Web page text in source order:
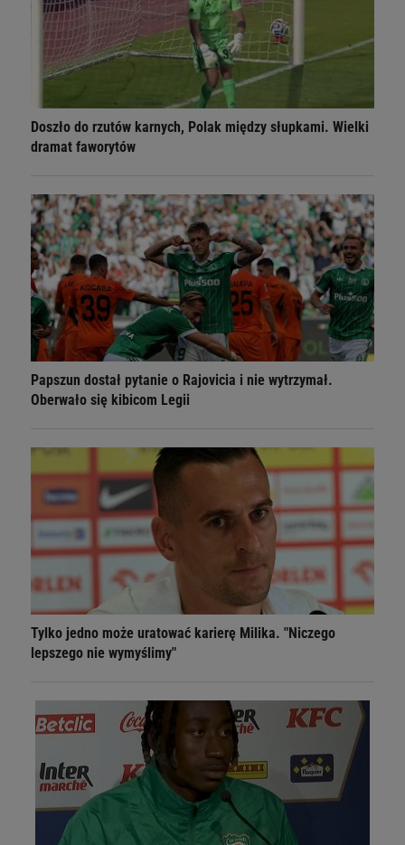
Doszło do rzutów karnych, Polak między słupkami. Wielki
dramat faworytów
Papszun dostał pytanie o Rajovicia i nie wytrzymał.
Oberwało się kibicom Legii
Tylko jedno może uratować karierę Milika. "Niczego
lepszego nie wymyślimy"